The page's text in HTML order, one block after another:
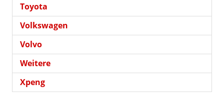
Toyota
Volkswagen
Volvo
Weitere
Xpeng